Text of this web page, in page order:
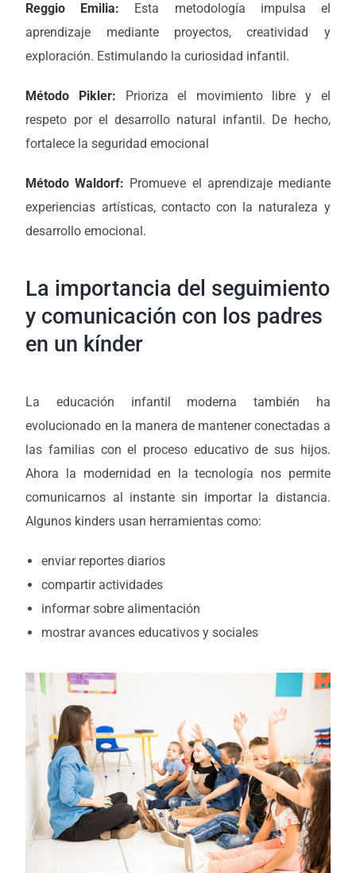
Reggio Emilia: Esta metodología impulsa el
aprendizaje mediante proyectos, creatividad y
exploración. Estimulando la curiosidad infantil.
Método Pikler: Prioriza el movimiento libre y el
respeto por el desarrollo natural infantil. De hecho,
fortalece la seguridad emocional
Método Waldorf: Promueve el aprendizaje mediante
experiencias artísticas, contacto con la naturaleza y
desarrollo emocional.
La importancia del seguimiento
y comunicación con los padres
en un kínder
La educación infantil moderna también ha
evolucionado en la manera de mantener conectadas a
las familias con el proceso educativo de sus hijos.
Ahora la modernidad en la tecnología nos permite
comunicarnos al instante sin importar la distancia.
Algunos kinders usan herramientas como:
enviar reportes diarios
compartir actividades
informar sobre alimentación
mostrar avances educativos y sociales